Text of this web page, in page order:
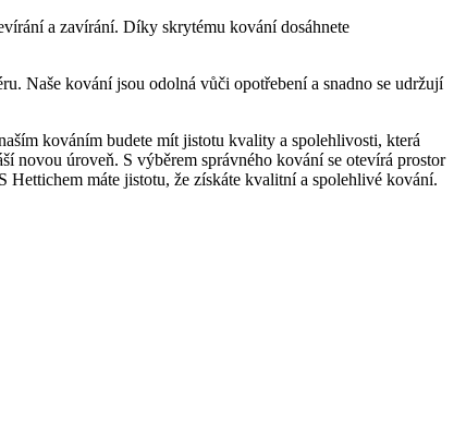
a zavírání. Díky skrytému kování dosáhnete
Naše kování jsou odolná vůči opotřebení a snadno se udržují
kováním budete mít jistotu kvality a spolehlivosti, která
úroveň. S výběrem správného kování se otevírá prostor
Hettichem máte jistotu, že získáte kvalitní a spolehlivé kování.